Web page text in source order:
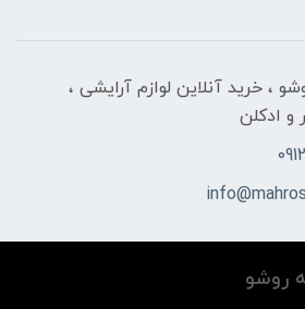
، خرید آنلاین لوازم آرایشی ،
و ادکلن
رو‌شو